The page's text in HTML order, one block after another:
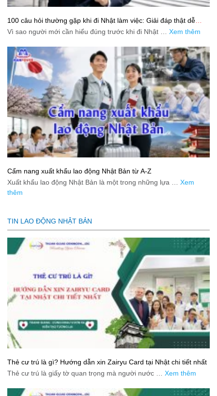
100 câu hỏi thường gặp khi đi Nhật làm việc: Giải đáp thật dễ
hiểu cho người mới bắt đầu
Vì sao người mới cần hiểu đúng trước khi đi Nhật … Xem thêm
Cẩm nang xuất khẩu lao động Nhật Bản từ A-Z
Xuất khẩu lao động Nhật Bản là một trong những lựa … Xem
thêm
TIN LAO ĐỘNG NHẬT BẢN
Thẻ cư trú là gì? Hướng dẫn xin Zairyu Card tại Nhật chi tiết nhất
Thẻ cư trú là giấy tờ quan trọng mà người nước … Xem thêm